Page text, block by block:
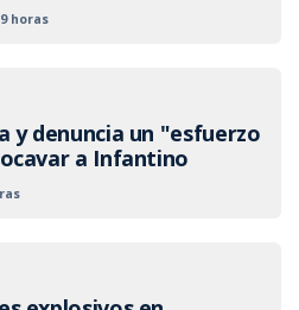
9 horas
y denuncia un "esfuerzo
a Infantino